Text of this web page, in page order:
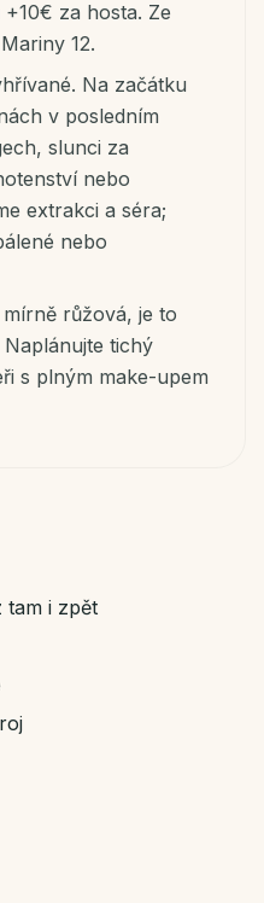
za hosta. Ze
12.
Na začátku
v posledním
slunci za
nebo
extrakci a séra;
nebo
růžová, je to
tichý
s plným make-upem
tam i zpět